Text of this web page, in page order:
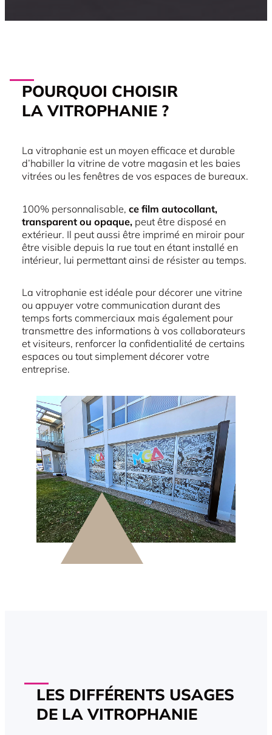
POURQUOI CHOISIR
LA VITROPHANIE ?
La vitrophanie est un moyen efficace et durable
d’habiller la vitrine de votre magasin et les baies
vitrées ou les fenêtres de vos espaces de bureaux.
100% personnalisable, ce film autocollant,
transparent ou opaque, peut être disposé en
extérieur. Il peut aussi être imprimé en miroir pour
être visible depuis la rue tout en étant installé en
intérieur, lui permettant ainsi de résister au temps.
La vitrophanie est idéale pour décorer une vitrine
ou appuyer votre communication durant des
temps forts commerciaux mais également pour
transmettre des informations à vos collaborateurs
et visiteurs, renforcer la confidentialité de certains
espaces ou tout simplement décorer votre
entreprise.
LES DIFFÉRENTS USAGES
DE LA VITROPHANIE